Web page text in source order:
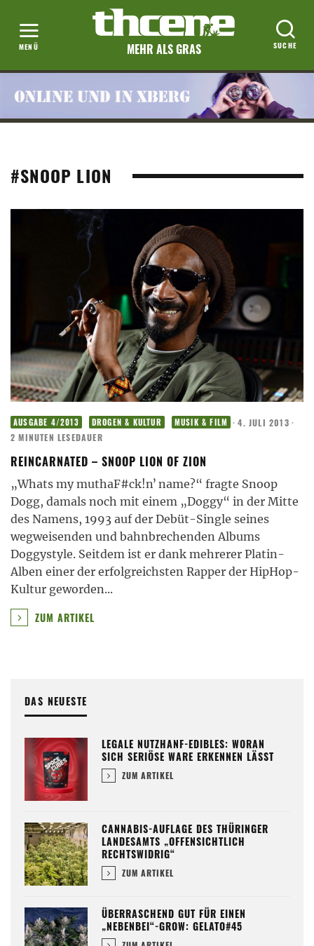
MEHR ALS GRAS
#SNOOP LION
AUSGABE 4/2013 DROGEN & KULTUR MUSIK & FILM · 4. JULI 2013 ·
2 MINUTEN LESEDAUER
REINCARNATED – SNOOP LION OF ZION
„Whats my muthaF#ck!nʼ name?“ fragte Snoop
Dogg, damals noch mit einem „Doggy“ in der Mitte
des Namens, 1993 auf der Debüt-Single seines
wegweisenden und bahnbrechenden Albums
Doggystyle. Seitdem ist er dank mehrerer Platin-
Alben einer der erfolgreichsten Rapper der HipHop-
Kultur geworden...
ZUM ARTIKEL
DAS NEUESTE
LEGALE NUTZHANF-EDIBLES: WORAN
SICH SERIÖSE WARE ERKENNEN LÄSST
ZUM ARTIKEL
CANNABIS-AUFLAGE DES THÜRINGER
LANDESAMTS „OFFENSICHTLICH
RECHTSWIDRIG“
ZUM ARTIKEL
ÜBERRASCHEND GUT FÜR EINEN
„NEBENBEI“-GROW: GELATO#45